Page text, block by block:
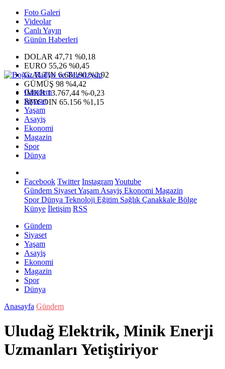
Foto Galeri
Videolar
Canlı Yayın
Günün Haberleri
DOLAR 47,71 %0,18
EURO 55,26 %0,45
G.ALTIN6.681,90 %2,92
GÜMÜŞ 98 %4,42
IMKB13.767,44 %-0,23
BITCOIN 65.156 %1,15
Gündem
Siyaset
Yaşam
Asayiş
Ekonomi
Magazin
Spor
Dünya
Facebook Twitter InstagramYoutube
Gündem SiyasetYaşam Asayiş Ekonomi Magazin
SporDünya Teknoloji Eğitim Sağlık Çanakkale Bölge
Künye İletişim RSS
Gündem
Siyaset
Yaşam
Asayiş
Ekonomi
Magazin
Spor
Dünya
Anasayfa Gündem
Uludağ Elektrik, Minik Enerji
Uzmanları Yetiştiriyor